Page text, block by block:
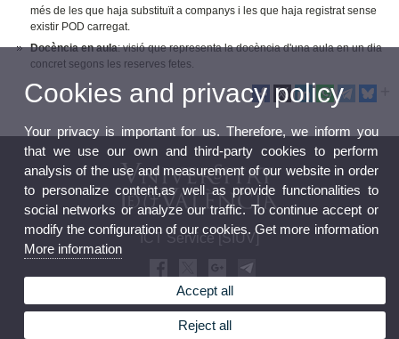
més de les que haja substituït a companys i les que haja registrat sense
existir POD carregat.
Docència en aula: visió que representa la docència d'una aula en un dia
concret segons les reserves fetes.
ICT Service [SIUV]
Cookies and privacy policy
Your privacy is important for us. Therefore, we inform you
that we use our own and third-party cookies to perform
analysis of the use and measurement of our website in order
to personalize content,as well as provide functionalities to
social networks or analyze our traffic. To continue accept or
modify the configuration of our cookies. Get more information
More information
Accept all
Reject all